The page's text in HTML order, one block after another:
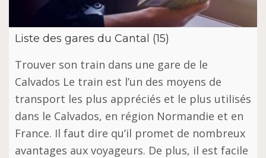
Liste des gares du Cantal (15)
Trouver son train dans une gare de le
Calvados Le train est l’un des moyens de
transport les plus appréciés et le plus utilisés
dans le Calvados, en région Normandie et en
France. Il faut dire qu’il promet de nombreux
avantages aux voyageurs. De plus, il est facile